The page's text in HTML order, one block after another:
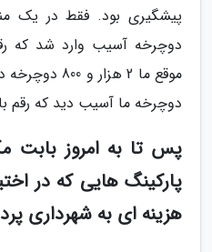
پیشگیری بود. فقط در یک
دوچرخه آسیب وارد شد که
دوچرخه ما آسیب دید که رقم
پس تا به امروز بابت
پارکینگ هایی که در
هزینه ای به شهرداری